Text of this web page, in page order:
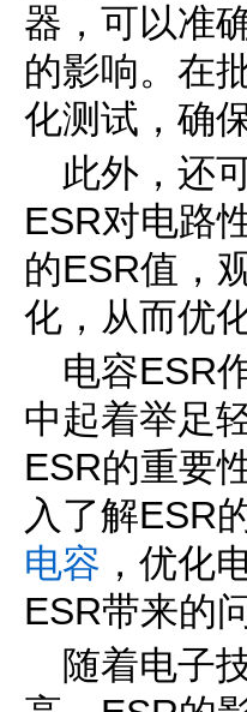
器，可以准
的影响。在
化测试，确
此外，还
ESR对电路
的ESR值，
化，从而优
电容ESR
中起着举足
ESR的重要
入了解ESR
电容 ，优化
ESR带来的
随着电子